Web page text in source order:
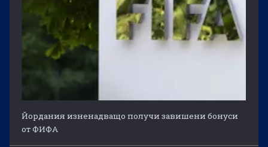
Йордания изненадващо получи завишени бонуси
от ФИФА